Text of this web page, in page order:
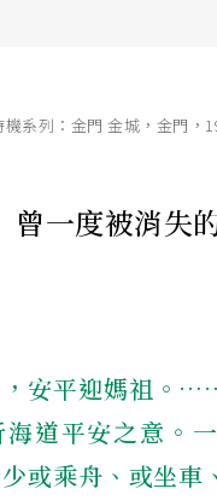
系列：金門 金城，金門，
曾一度被消失
安平迎媽祖。
海道平安之意。
或乘舟、或坐車